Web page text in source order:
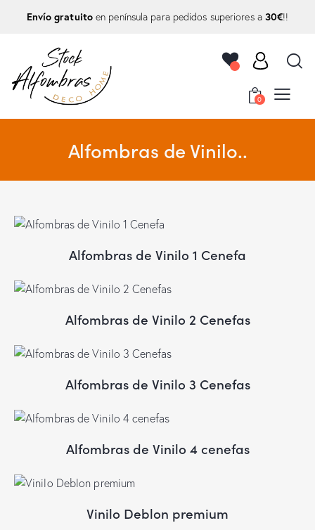
Envío gratuitoen península para pedidos superiores a 30€!!
0
Alfombras de Vinilo..
Alfombras de Vinilo 1 Cenefa
Alfombras de Vinilo 2 Cenefas
Alfombras de Vinilo 3 Cenefas
Alfombras de Vinilo 4 cenefas
Vinilo Deblon premium